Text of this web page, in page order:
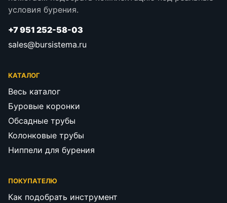
условия бурения.
+7 951 252-58-03
sales@bursistema.ru
КАТАЛОГ
Весь каталог
Буровые коронки
Обсадные трубы
Колонковые трубы
Ниппели для бурения
ПОКУПАТЕЛЮ
Как подобрать инструмент